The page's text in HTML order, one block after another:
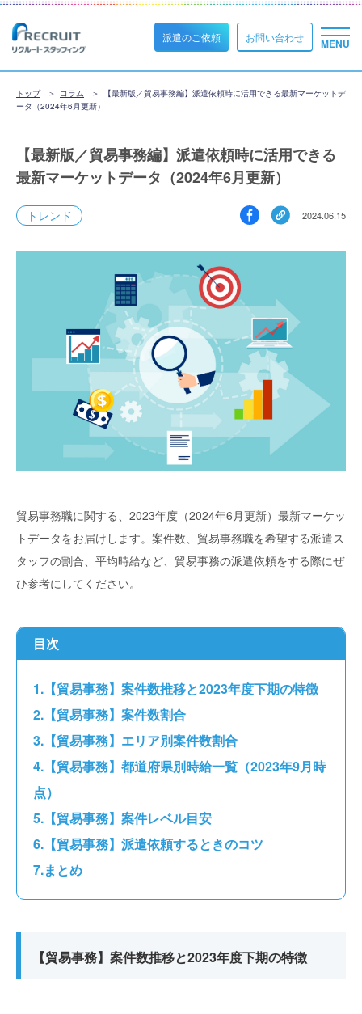
派遣のご依頼 お問い合わせ
トップ コラム
【最新版／貿易事務編】派遣依頼時に活用できる最新マーケットデ
ータ（2024年6月更新）
【最新版／貿易事務編】派遣依頼時に活用できる
最新マーケットデータ（2024年6月更新）
トレンド 2024.06.15
貿易事務職に関する、2023年度（2024年6月更新）最新マーケッ
トデータをお届けします。案件数、貿易事務職を希望する派遣ス
タッフの割合、平均時給など、貿易事務の派遣依頼をする際にぜ
ひ参考にしてください。
目次
【貿易事務】案件数推移と2023年度下期の特徴
【貿易事務】案件数割合
【貿易事務】エリア別案件数割合
【貿易事務】都道府県別時給一覧（2023年9月時
点）
【貿易事務】案件レベル目安
【貿易事務】派遣依頼するときのコツ
まとめ
【貿易事務】案件数推移と2023年度下期の特徴